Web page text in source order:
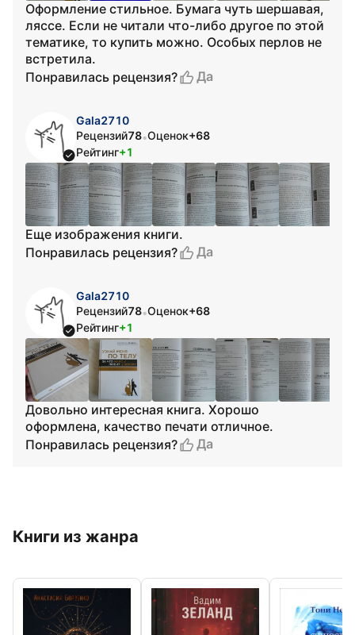
Оформление стильное. Бумага чуть шершавая,
ляссе. Если не читали что-либо другое по этой
тематике, то купить можно. Особых перлов не
встретила.
Понравилась рецензия?
Да
Gala2710
Рецензий78•Оценок+68
Рейтинг+1
Еще изображения книги.
Понравилась рецензия?
Да
Gala2710
Рецензий78•Оценок+68
Рейтинг+1
Довольно интересная книга. Хорошо
оформлена, качество печати отличное.
Понравилась рецензия?
Да
Книги из жанра